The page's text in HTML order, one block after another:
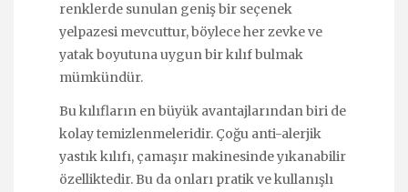
renklerde sunulan geniş bir seçenek
yelpazesi mevcuttur, böylece her zevke ve
yatak boyutuna uygun bir kılıf bulmak
mümkündür.
Bu kılıfların en büyük avantajlarından biri de
kolay temizlenmeleridir. Çoğu anti-alerjik
yastık kılıfı, çamaşır makinesinde yıkanabilir
özelliktedir. Bu da onları pratik ve kullanışlı